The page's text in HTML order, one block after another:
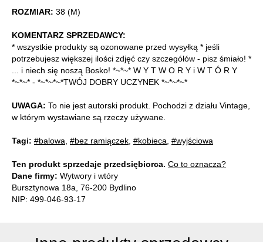
ROZMIAR: 38 (M)
KOMENTARZ SPRZEDAWCY:
* wszystkie produkty są ozonowane przed wysyłką * jeśli
potrzebujesz większej ilości zdjęć czy szczegółów - pisz śmiało! *
... i niech się noszą Bosko! *~*~* W Y T W O R Y i W T Ó R Y
*~*~* - *~*~*~*TWÓJ DOBRY UCZYNEK *~*~*~*
UWAGA: To nie jest autorski produkt. Pochodzi z działu Vintage,
w którym wystawiane są rzeczy używane.
Tagi: #balowa #bez ramiączek #kobieca #wyjściowa
Ten produkt sprzedaje przedsiębiorca. Co to oznacza?
Dane firmy: Wytwory i wtóry
Bursztynowa 18a, 76-200 Bydlino
NIP: 499-046-93-17